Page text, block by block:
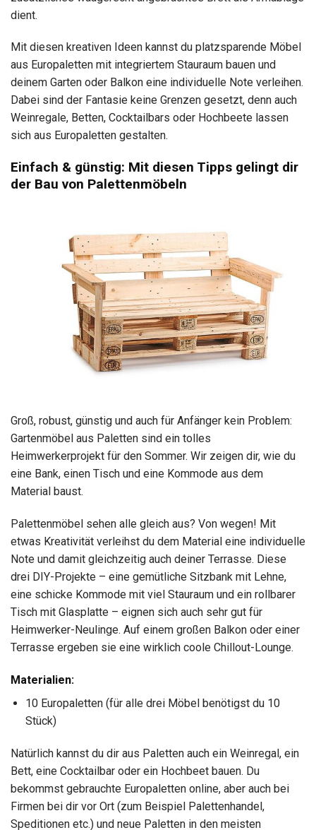
dient.
Mit diesen kreativen Ideen kannst du platzsparende Möbel
aus Europaletten mit integriertem Stauraum bauen und
deinem Garten oder Balkon eine individuelle Note verleihen.
Dabei sind der Fantasie keine Grenzen gesetzt, denn auch
Weinregale, Betten, Cocktailbars oder Hochbeete lassen
sich aus Europaletten gestalten.
Einfach & günstig: Mit diesen Tipps gelingt dir
der Bau von Palettenmöbeln
Groß, robust, günstig und auch für Anfänger kein Problem:
Gartenmöbel aus Paletten sind ein tolles
Heimwerkerprojekt für den Sommer. Wir zeigen dir, wie du
eine Bank, einen Tisch und eine Kommode aus dem
Material baust.
Palettenmöbel sehen alle gleich aus? Von wegen! Mit
etwas Kreativität verleihst du dem Material eine individuelle
Note und damit gleichzeitig auch deiner Terrasse. Diese
drei DIY-Projekte – eine gemütliche Sitzbank mit Lehne,
eine schicke Kommode mit viel Stauraum und ein rollbarer
Tisch mit Glasplatte – eignen sich auch sehr gut für
Heimwerker-Neulinge. Auf einem großen Balkon oder einer
Terrasse ergeben sie eine wirklich coole Chillout-Lounge.
Materialien:
10 Europaletten (für alle drei Möbel benötigst du 10
Stück)
Natürlich kannst du dir aus Paletten auch ein Weinregal, ein
Bett, eine Cocktailbar oder ein Hochbeet bauen. Du
bekommst gebrauchte Europaletten online, aber auch bei
Firmen bei dir vor Ort (zum Beispiel Palettenhandel,
Speditionen etc.) und neue Paletten in den meisten